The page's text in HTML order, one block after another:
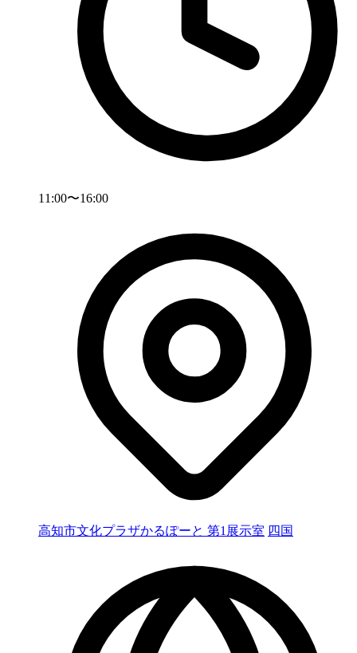
11:00〜16:00
高知市文化プラザかるぽーと 第1展示室 四国